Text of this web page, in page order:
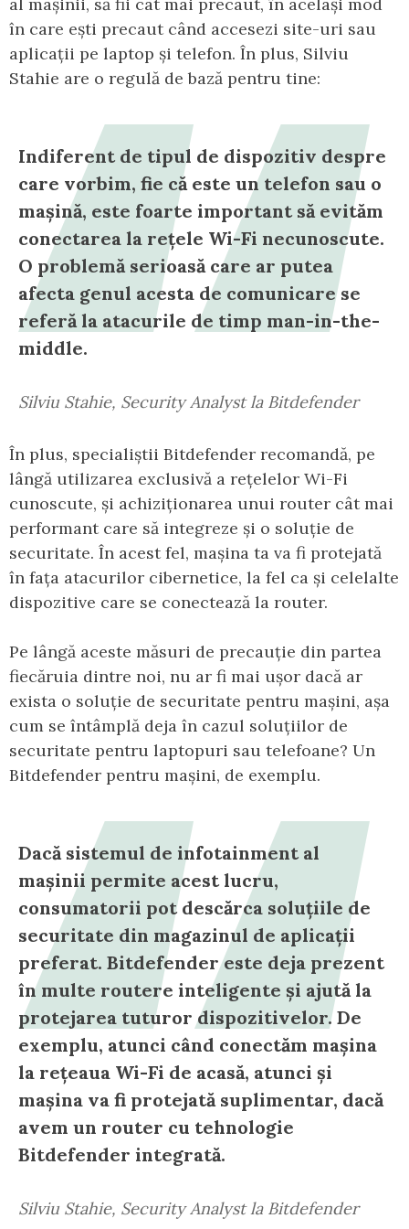
în care ești precaut când accesezi site-uri sau
aplicații pe laptop și telefon. În plus, Silviu
Stahie are o regulă de bază pentru tine:
Indiferent de tipul de dispozitiv despre
care vorbim, fie că este un telefon sau o
mașină, este foarte important să evităm
conectarea la rețele Wi-Fi necunoscute.
O problemă serioasă care ar putea
afecta genul acesta de comunicare se
referă la atacurile de timp man-in-the-
middle.
Silviu Stahie, Security Analyst la Bitdefender
În plus, specialiștii Bitdefender recomandă, pe
lângă utilizarea exclusivă a rețelelor Wi-Fi
cunoscute, și achiziționarea unui router cât mai
performant care să integreze și o soluție de
securitate. În acest fel, mașina ta va fi protejată
în fața atacurilor cibernetice, la fel ca și celelalte
dispozitive care se conectează la router.
Pe lângă aceste măsuri de precauție din partea
fiecăruia dintre noi, nu ar fi mai ușor dacă ar
exista o soluție de securitate pentru mașini, așa
cum se întâmplă deja în cazul soluțiilor de
securitate pentru laptopuri sau telefoane? Un
Bitdefender pentru mașini, de exemplu.
Dacă sistemul de infotainment al
mașinii permite acest lucru,
consumatorii pot descărca soluțiile de
securitate din magazinul de aplicații
preferat. Bitdefender este deja prezent
în multe routere inteligente și ajută la
protejarea tuturor dispozitivelor. De
exemplu, atunci când conectăm mașina
la rețeaua Wi-Fi de acasă, atunci și
mașina va fi protejată suplimentar, dacă
avem un router cu tehnologie
Bitdefender integrată.
Silviu Stahie, Security Analyst la Bitdefender